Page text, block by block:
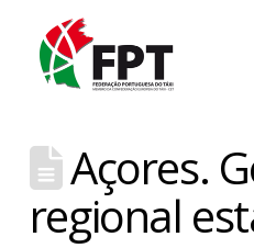
Açores.
regional